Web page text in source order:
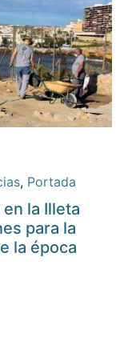
, Portada
la Illeta
para la
la época